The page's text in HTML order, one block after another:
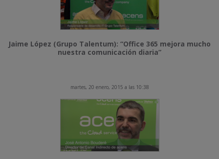
Jaime López (Grupo Talentum): “Office 365 mejora mucho
nuestra comunicación diaria”
martes, 20 enero, 2015 a las 10:38